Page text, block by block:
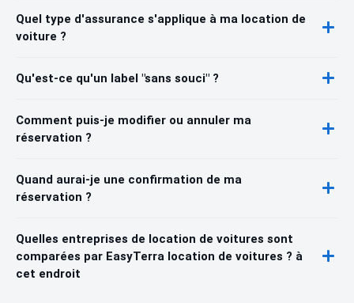
Quel type d'assurance s'applique à ma location de
voiture ?
Qu'est-ce qu'un label "sans souci" ?
Comment puis-je modifier ou annuler ma
réservation ?
Quand aurai-je une confirmation de ma
réservation ?
Quelles entreprises de location de voitures sont
comparées par EasyTerra location de voitures ? à
cet endroit